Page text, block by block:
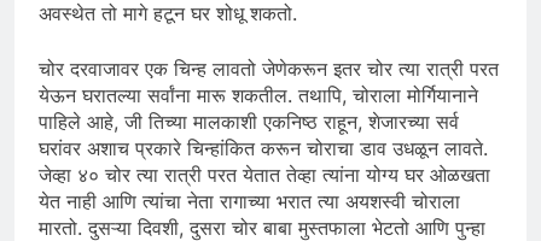
अवस्थेत तो मागे हटून घर शोधू शकतो.
चोर दरवाजावर एक चिन्ह लावतो जेणेकरून इतर चोर त्या रात्री परत
येऊन घरातल्या सर्वांना मारू शकतील. तथापि, चोराला मोर्गियानाने
पाहिले आहे, जी तिच्या मालकाशी एकनिष्ठ राहून, शेजारच्या सर्व
घरांवर अशाच प्रकारे चिन्हांकित करून चोराचा डाव उधळून लावते.
जेव्हा ४० चोर त्या रात्री परत येतात तेव्हा त्यांना योग्य घर ओळखता
येत नाही आणि त्यांचा नेता रागाच्या भरात त्या अयशस्वी चोराला
मारतो. दुसऱ्या दिवशी, दुसरा चोर बाबा मुस्तफाला भेटतो आणि पुन्हा